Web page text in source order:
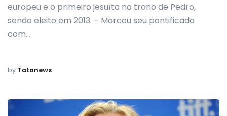
europeu e o primeiro jesuíta no trono de Pedro,
sendo eleito em 2013. – Marcou seu pontificado
com…
by Tatanews